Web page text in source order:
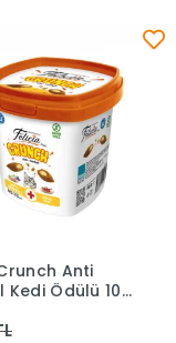
Anti
Kedi Ödülü 100